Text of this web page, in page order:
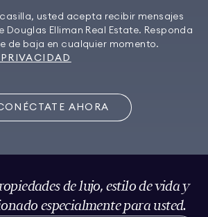
usted acepta recibir mensajes
Douglas Elliman Real Estate. Responda
de baja en cualquier momento.
AHORA
de lujo, estilo de vida y
especialmente para usted.